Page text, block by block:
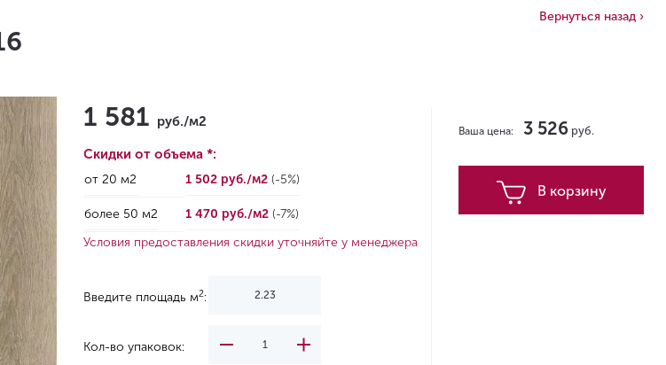
Вернуться назад ›
1 581 руб./м2
Скидки от объема *:
от 20 м2 1 502 руб./м2 (-5%)
более 50 м2 1 470 руб./м2 (-7%)
Условия предоставления скидки уточняйте у менеджера
Введите площадь м2:
Кол-во упаковок:
Ваша цена: 3 526 руб.
В корзину